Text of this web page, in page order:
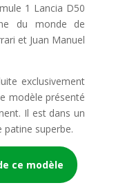
1 Lancia D50
du monde de
et Juan Manuel
exclusivement
modèle présenté
Il est dans un
patine superbe.
ce modèle